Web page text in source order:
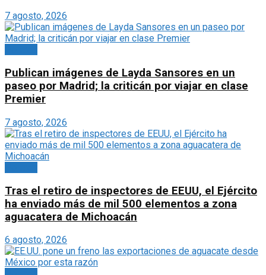
7 agosto, 2026
Publican imágenes de Layda Sansores en un
paseo por Madrid; la criticán por viajar en clase
Premier
7 agosto, 2026
Tras el retiro de inspectores de EEUU, el Ejército
ha enviado más de mil 500 elementos a zona
aguacatera de Michoacán
6 agosto, 2026